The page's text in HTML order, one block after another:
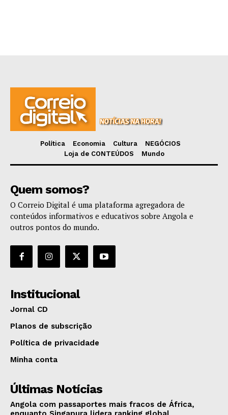
Política Economia Cultura
NEGÓCIOS
Loja de CONTEÚDOS
Mundo
Quem somos?
O Correio Digital é uma plataforma agregadora de
conteúdos informativos e educativos sobre Angola e
outros pontos do mundo.
Institucional
Jornal CD
Planos de subscrição
Política de privacidade
Minha conta
Últimas Notícias
Angola com passaportes mais fracos de África,